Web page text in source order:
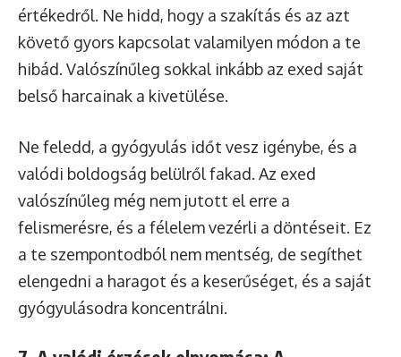
értékedről. Ne hidd, hogy a szakítás és az azt
követő gyors kapcsolat valamilyen módon a te
hibád. Valószínűleg sokkal inkább az exed saját
belső harcainak a kivetülése.
Ne feledd, a gyógyulás időt vesz igénybe, és a
valódi boldogság belülről fakad. Az exed
valószínűleg még nem jutott el erre a
felismerésre, és a félelem vezérli a döntéseit. Ez
a te szempontodból nem mentség, de segíthet
elengedni a haragot és a keserűséget, és a saját
gyógyulásodra koncentrálni.